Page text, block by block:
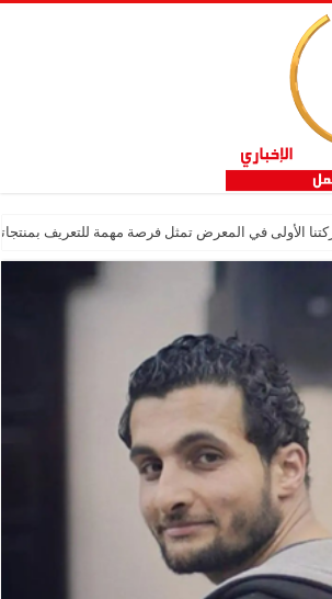
الأولى في المعرض تمثل فرصة مهمة للتعريف